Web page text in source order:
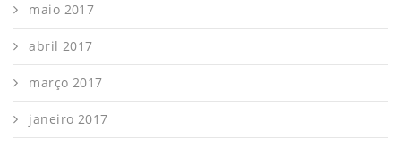
maio 2017
abril 2017
março 2017
janeiro 2017